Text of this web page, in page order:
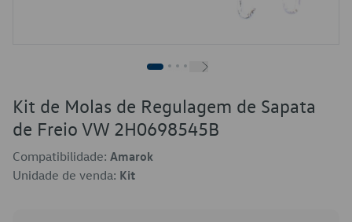
Kit de Molas de Regulagem de Sapata
de Freio VW 2H0698545B
Compatibilidade: Amarok
Unidade de venda: Kit